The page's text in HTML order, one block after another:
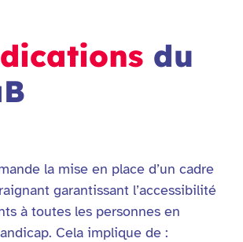
du
la mise en place d’un cadre
garantissant l’accessibilité
à toutes les personnes en
Cela implique de :